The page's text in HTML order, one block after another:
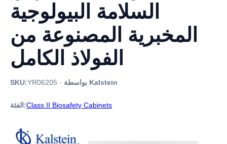
السلامة البيولوجية
المخبرية المصنوعة من
الفولاذ الكامل
SKU:YR06205 · بواسطة Kalstein
الفئة:Class II Biosafety Cabinets